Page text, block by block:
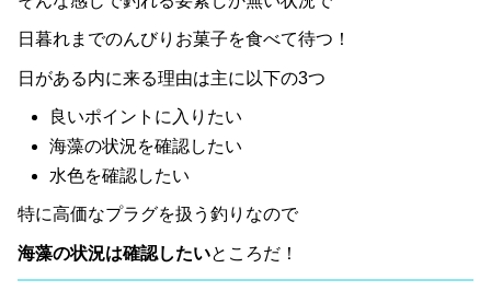
日暮れまでのんびりお菓子を食べて待つ！
日がある内に来る理由は主に以下の3つ
良いポイントに入りたい
海藻の状況を確認したい
水色を確認したい
特に高価なプラグを扱う釣りなので
海藻の状況は確認したいところだ！